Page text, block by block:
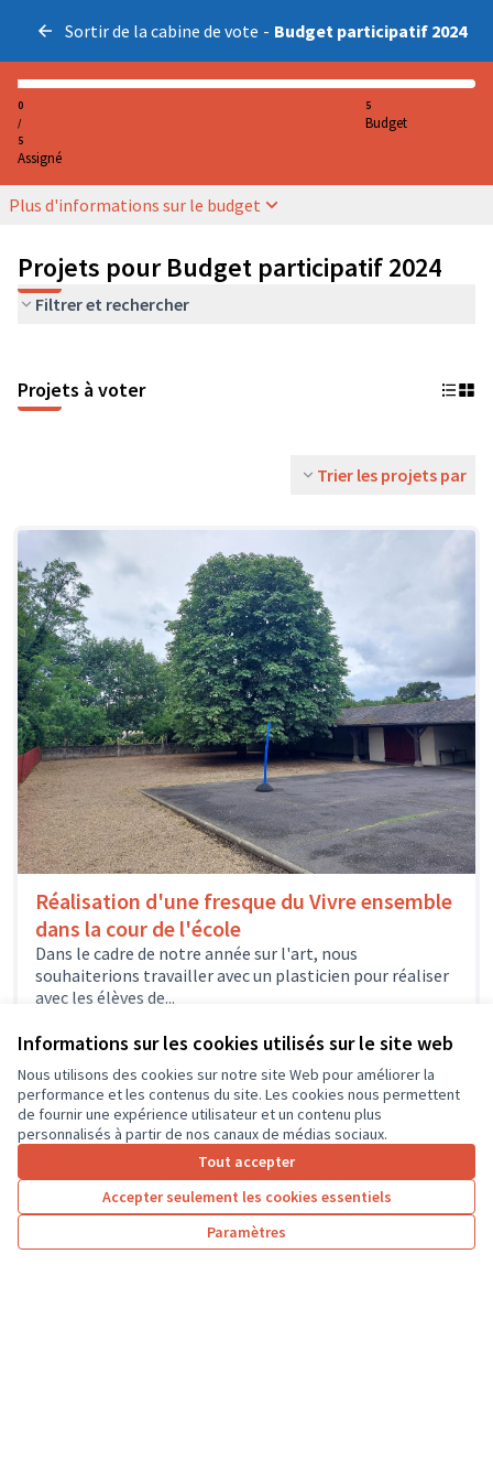
Informations sur les cookies utilisés sur le site web
Nous utilisons des cookies sur notre site Web pour améliorer la
performance et les contenus du site. Les cookies nous permettent
de fournir une expérience utilisateur et un contenu plus
personnalisés à partir de nos canaux de médias sociaux.
Tout accepter
Accepter seulement les cookies essentiels
Paramètres
Sortir de la cabine de vote - Budget participatif 2024
0
/
5
Assigné
5
Budget
Plus d'informations sur le budget
Projets pour Budget participatif 2024
Filtrer et rechercher
Projets à voter
Trier les projets par
Réalisation d'une fresque du Vivre ensemble
dans la cour de l'école
Dans le cadre de notre année sur l'art, nous
souhaiterions travailler avec un plasticien pour réaliser
avec les élèves de...